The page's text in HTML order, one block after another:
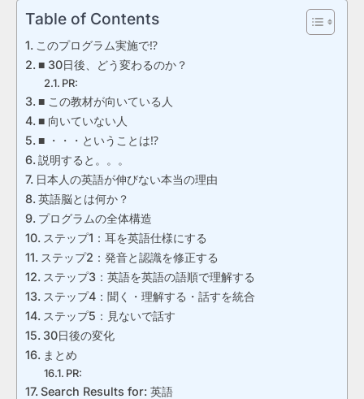
Table of Contents
このプログラム実施で⁉
■ 30日後、どう変わるのか？
PR:
■ この教材が向いている人
■ 向いていない人
■ ・・・ということは⁉
説明すると。。。
日本人の英語が伸びない本当の理由
英語脳とは何か？
プログラムの全体構造
ステップ1：耳を英語仕様にする
ステップ2：発音と認識を修正する
ステップ3：英語を英語の語順で理解する
ステップ4：聞く・理解する・話すを統合
ステップ5：見ないで話す
30日後の変化
まとめ
PR:
Search Results for: 英語